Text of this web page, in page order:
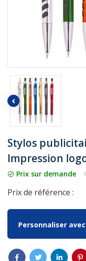
Stylos
Impression
Prix sur demande
Prix de référence :
Personnaliser